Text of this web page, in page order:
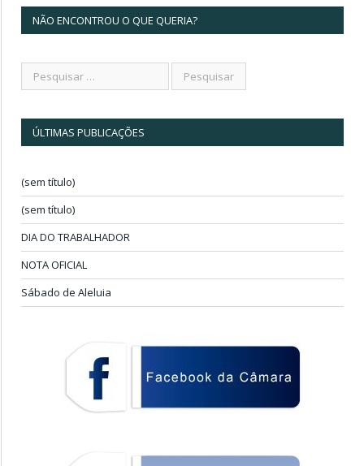
NÃO ENCONTROU O QUE QUERIA?
ÚLTIMAS PUBLICAÇÕES
(sem título)
(sem título)
DIA DO TRABALHADOR
NOTA OFICIAL
Sábado de Aleluia